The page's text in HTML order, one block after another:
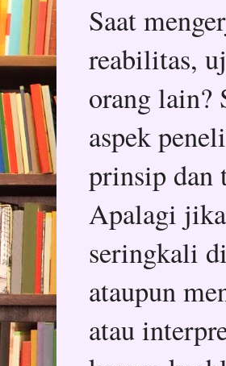
Saat
reabilitas,
orang lain?
aspek
prinsip dan
Apalagi
seringkali
ataupun
atau